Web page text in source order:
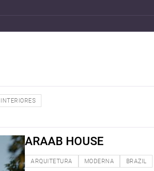
ARAAB HOUSE
ARQUITETURA MODERNA BRAZIL